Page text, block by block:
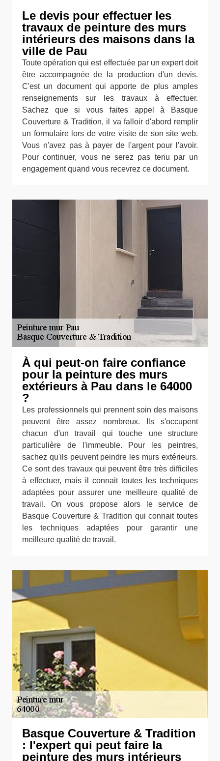
Le devis pour effectuer les
travaux de peinture des murs
intérieurs des maisons dans la
ville de Pau
Toute opération qui est effectuée par un expert doit
être accompagnée de la production d'un devis.
C'est un document qui apporte de plus amples
renseignements sur les travaux à effectuer.
Sachez que si vous faites appel à Basque
Couverture & Tradition, il va falloir d'abord remplir
un formulaire lors de votre visite de son site web.
Vous n'avez pas à payer de l'argent pour l'avoir.
Pour continuer, vous ne serez pas tenu par un
engagement quand vous recevrez ce document.
À qui peut-on faire confiance
pour la peinture des murs
extérieurs à Pau dans le 64000
?
Les professionnels qui prennent soin des maisons
peuvent être assez nombreux. Ils s'occupent
chacun d'un travail qui touche une structure
particulière de l'immeuble. Pour les peintres,
sachez qu'ils peuvent peindre les murs extérieurs.
Ce sont des travaux qui peuvent être très difficiles
à effectuer, mais il connait toutes les techniques
adaptées pour assurer une meilleure qualité de
travail. On vous propose alors le service de
Basque Couverture & Tradition qui connait toutes
les techniques adaptées pour garantir une
meilleure qualité de travail.
Basque Couverture & Tradition
: l'expert qui peut faire la
peinture des murs intérieurs